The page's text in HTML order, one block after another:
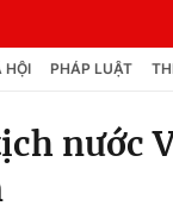
HỘI PHÁP LUẬT
nước